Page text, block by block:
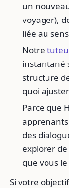
un
voyager),
liée au
Notre
instantané
structure
quoi
Parce que
des
explorer
que vous
Si votre